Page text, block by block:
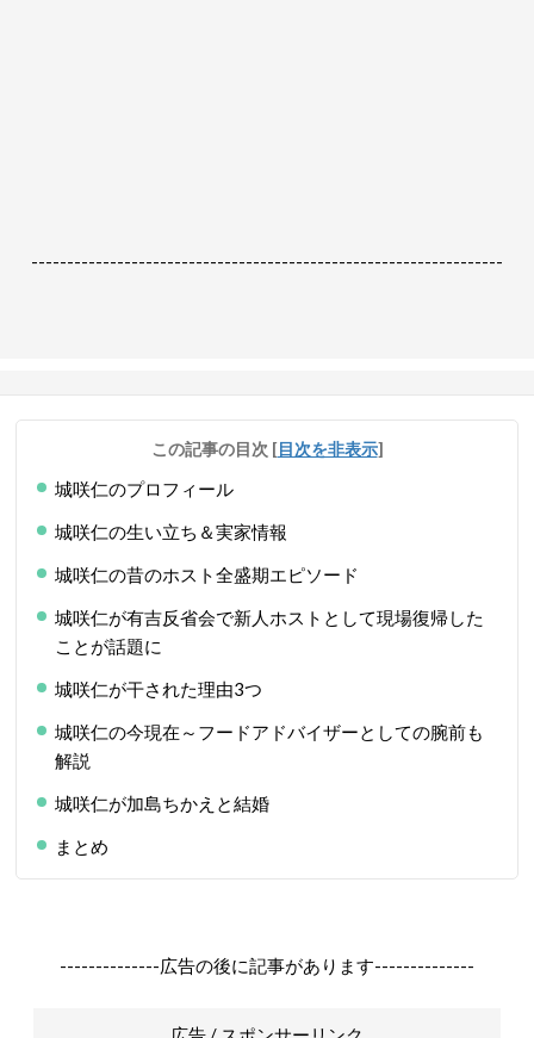
------------------------------------------------------------------
この記事の目次 [目次を非表示]
城咲仁のプロフィール
城咲仁の生い立ち＆実家情報
城咲仁の昔のホスト全盛期エピソード
城咲仁が有吉反省会で新人ホストとして現場復帰した
ことが話題に
城咲仁が干された理由3つ
城咲仁の今現在～フードアドバイザーとしての腕前も
解説
城咲仁が加島ちかえと結婚
まとめ
--------------広告の後に記事があります--------------